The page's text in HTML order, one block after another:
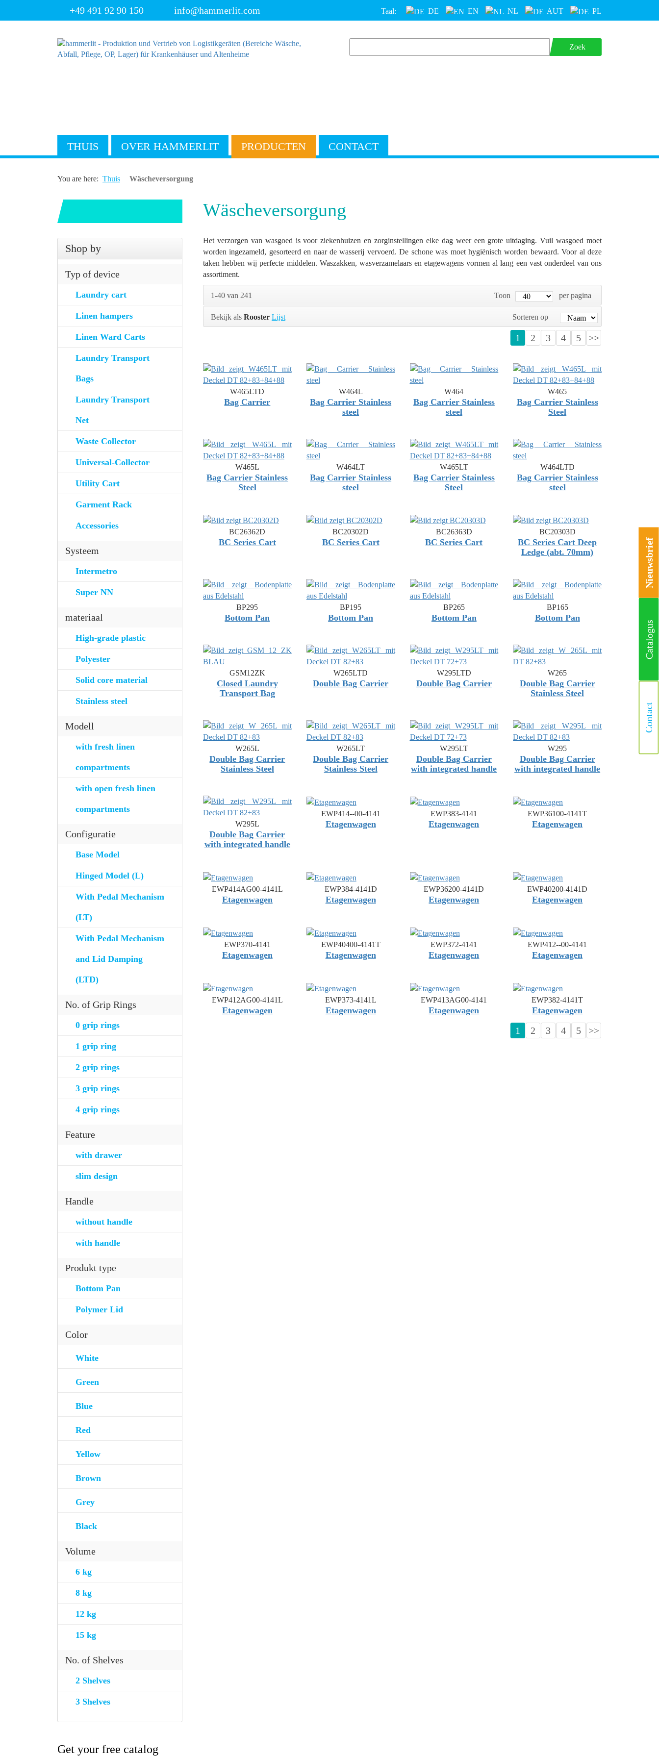
+49 491 92 90 150 info@hammerlit.com Taal: DE EN NL AUT PL
Zoek
THUIS OVER HAMMERLIT PRODUCTEN CONTACT
You are here: Thuis Wäscheversorgung
Shop by
Typ of device
Laundry cart
Linen hampers
Linen Ward Carts
Laundry Transport
Bags
Laundry Transport
Net
Waste Collector
Universal-Collector
Utility Cart
Garment Rack
Accessories
Systeem
Intermetro
Super NN
materiaal
High-grade plastic
Polyester
Solid core material
Stainless steel
Modell
with fresh linen
compartments
with open fresh linen
compartments
Configuratie
Base Model
Hinged Model (L)
With Pedal Mechanism
(LT)
With Pedal Mechanism
and Lid Damping
(LTD)
No. of Grip Rings
0 grip rings
1 grip ring
2 grip rings
3 grip rings
4 grip rings
Feature
with drawer
slim design
Handle
without handle
with handle
Produkt type
Bottom Pan
Polymer Lid
Color
White
Green
Blue
Red
Yellow
Brown
Grey
Black
Volume
6 kg
8 kg
12 kg
15 kg
No. of Shelves
2 Shelves
3 Shelves
Get your free catalog
Wäscheversorgung
Het verzorgen van wasgoed is voor ziekenhuizen en zorginstellingen elke dag weer een grote uitdaging. Vuil wasgoed moet
worden ingezameld, gesorteerd en naar de wasserij vervoerd. De schone was moet hygiënisch worden bewaard. Voor al deze
taken hebben wij perfecte middelen. Waszakken, wasverzamelaars en etagewagens vormen al lang een vast onderdeel van ons
assortiment.
1-40 van 241 Toon per pagina
Bekijk als Rooster Lijst Sorteren op
1 2 3 4 5 >>
W465LTD
Bag Carrier
W464L
Bag Carrier Stainless
steel
W464
Bag Carrier Stainless
steel
W465
Bag Carrier Stainless
Steel
W465L
Bag Carrier Stainless
Steel
W464LT
Bag Carrier Stainless
steel
W465LT
Bag Carrier Stainless
Steel
W464LTD
Bag Carrier Stainless
steel
BC26362D
BC Series Cart
BC20302D
BC Series Cart
BC26363D
BC Series Cart
BC20303D
BC Series Cart Deep
Ledge (abt. 70mm)
BP295
Bottom Pan
BP195
Bottom Pan
BP265
Bottom Pan
BP165
Bottom Pan
GSM12ZK
Closed Laundry
Transport Bag
W265LTD
Double Bag Carrier
W295LTD
Double Bag Carrier
W265
Double Bag Carrier
Stainless Steel
W265L
Double Bag Carrier
Stainless Steel
W265LT
Double Bag Carrier
Stainless Steel
W295LT
Double Bag Carrier
with integrated handle
W295
Double Bag Carrier
with integrated handle
W295L
Double Bag Carrier
with integrated handle
EWP414--00-4141
Etagenwagen
EWP383-4141
Etagenwagen
EWP36100-4141T
Etagenwagen
EWP414AG00-4141L
Etagenwagen
EWP384-4141D
Etagenwagen
EWP36200-4141D
Etagenwagen
EWP40200-4141D
Etagenwagen
EWP370-4141
Etagenwagen
EWP40400-4141T
Etagenwagen
EWP372-4141
Etagenwagen
EWP412--00-4141
Etagenwagen
EWP412AG00-4141L
Etagenwagen
EWP373-4141L
Etagenwagen
EWP413AG00-4141
Etagenwagen
EWP382-4141T
Etagenwagen
1 2 3 4 5 >>
Nieuwsbrief
Catalogus
Contact